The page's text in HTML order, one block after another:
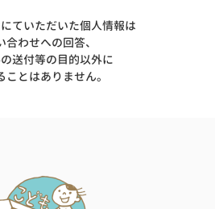
ていただいた個人情報は
合わせへの回答、
送付等の目的以外に
ことはありません。